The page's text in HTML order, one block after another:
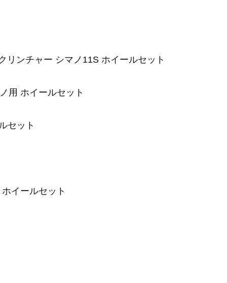
リンチャー シマノ11S ホイールセット
用 ホイールセット
セット
イールセット